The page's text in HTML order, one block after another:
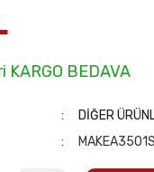
KARGO BEDAVA
DİĞER